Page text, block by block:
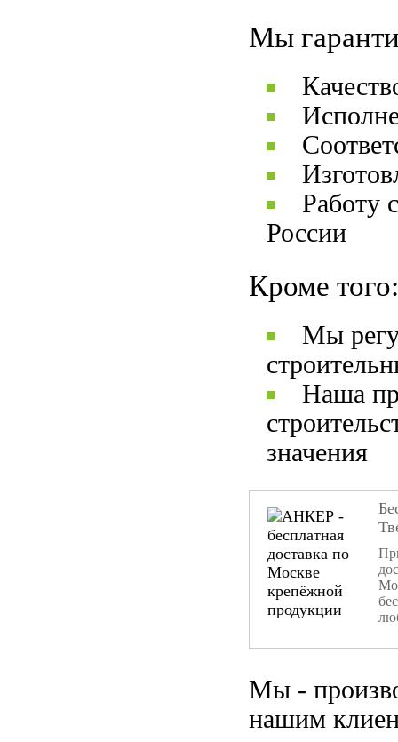
Мы
Работу
России
Кроме того:
Мы
Наша
значения
Мы -
нашим